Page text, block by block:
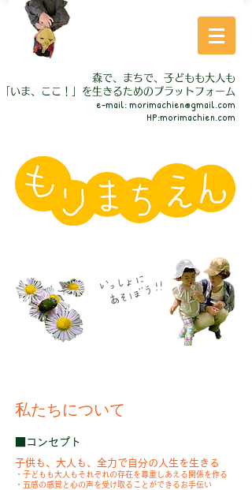
森で、まちで、子どもも大人も
「いま、ここ！」を生きるためのプラットフォーム
e-mail:morimachien@gmail.com
HP:morimachien.com
​私たちについて
■コンセプト
子供も、大人も、全力で自分の人生を生きる
・子どもも大人もそれぞれの存在を尊重しあえる関係を作る
・ 五感の感覚と心の声を受け取る ことができるお手伝い